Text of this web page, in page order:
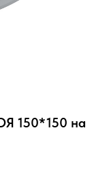
150*150 на